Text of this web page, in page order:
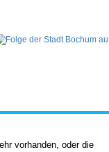
vorhanden, oder die